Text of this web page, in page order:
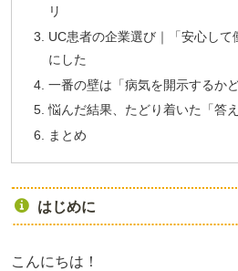
リ
UC患者の企業選び｜「安心し
にした
一番の壁は「病気を開示するか
悩んだ結果、たどり着いた「答
まとめ
はじめに
こんにちは！